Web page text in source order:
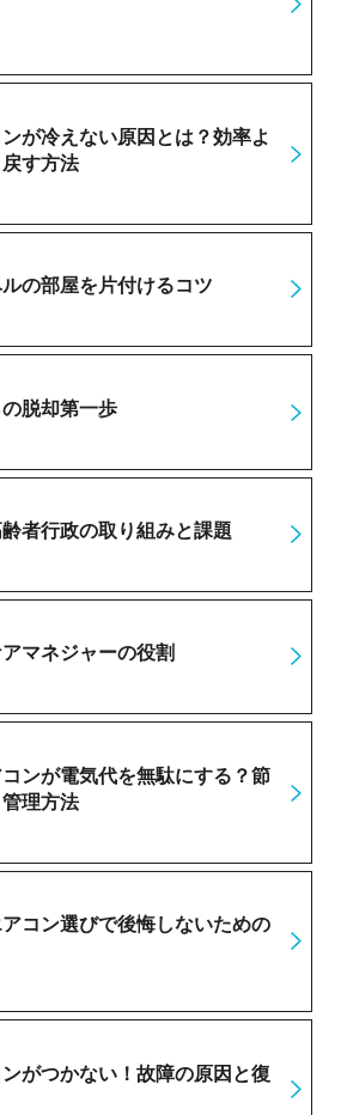
が冷えない原因とは？効率よ
す方法
の部屋を片付けるコツ
脱却第一歩
者行政の取り組みと課題
マネジャーの役割
ンが電気代を無駄にする？節
理方法
コン選びで後悔しないための
がつかない！故障の原因と復